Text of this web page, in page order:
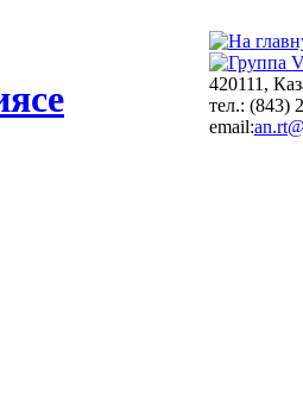
420111,
тел.: (843)
email: